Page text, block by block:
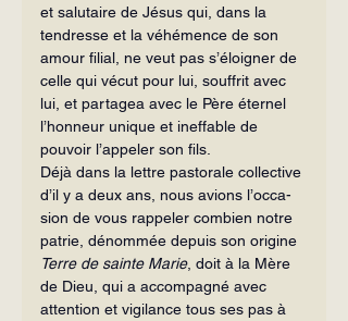
et salutaire de Jésus qui, dans la
tendresse et la vé­hémence de son
amour filial, ne veut pas s’éloigner de
celle qui vécut pour lui, souffrit avec
lui, et partagea avec le Père éternel
l’honneur unique et ineffable de
pouvoir l’appeler son fils.
Déjà dans la lettre pastorale collective
d’il y a deux ans, nous avions l’occa­
sion de vous rappeler combien notre
patrie, dénommée depuis son origine
Terre de sainte Marie, doit à la Mère
de Dieu, qui a accompagné avec
attention et vigi­lance tous ses pas à